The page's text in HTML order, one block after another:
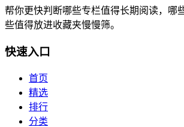
帮你更快判断哪些专栏值得长期阅读，哪
些值得放进收藏夹慢慢筛。
快速入口
首页
精选
排行
分类